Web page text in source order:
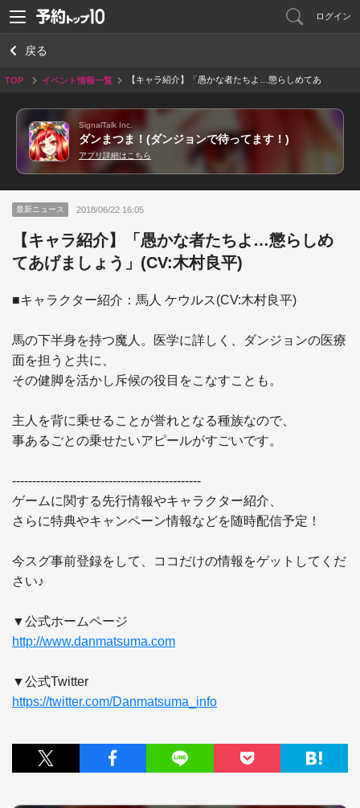
ログイン
戻る
TOP イベント情報一覧
【キャラ紹介】「愚かな者たちよ…懲らしめてあ
SignalTalk Inc.
ダンまつま！(ダンジョンで待ってます！)
アプリ詳細はこちら
最新ニュース 2018/06/22 16:05
【キャラ紹介】「愚かな者たちよ…懲らしめ
てあげましょう」(CV:木村良平)
■キャラクター紹介：馬人 ケウルス(CV:木村良平)
馬の下半身を持つ魔人。医学に詳しく、ダンジョンの医療
面を担うと共に、
その健脚を活かし斥候の役目をこなすことも。
主人を背に乗せることが誉れとなる種族なので、
事あるごとの乗せたいアピールがすごいです。
-----------------------------------------------
ゲームに関する先行情報やキャラクター紹介、
さらに特典やキャンペーン情報などを随時配信予定！
今スグ事前登録をして、ココだけの情報をゲットしてくだ
さい♪
http://www.danmatsuma.com
https://twitter.com/Danmatsuma_info